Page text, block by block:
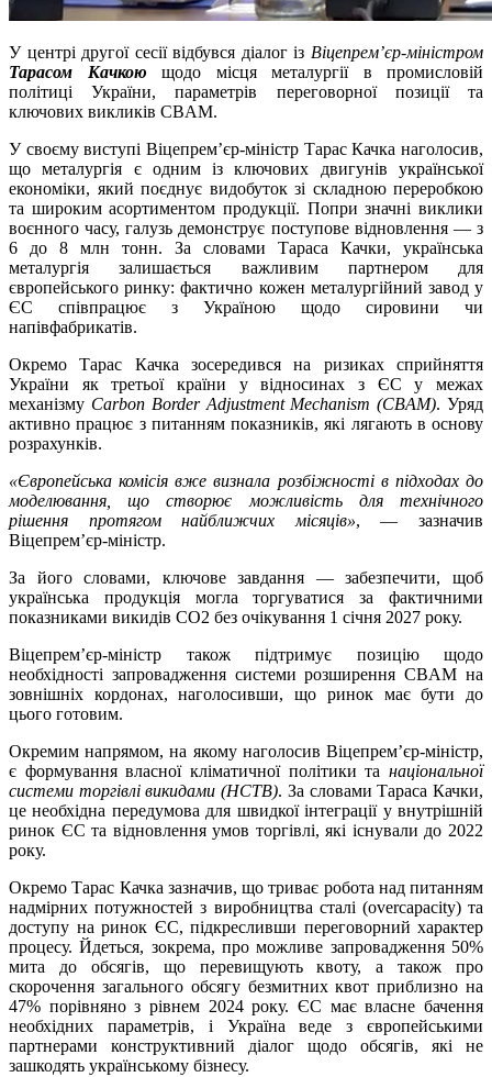
У центрі другої сесії відбувся діалог із Віцепремʼєр-міністром
Тарасом Качкою щодо місця металургії в промисловій
політиці України, параметрів переговорної позиції та
ключових викликів CBAM.
У своєму виступі Віцепремʼєр-міністр Тарас Качка наголосив,
що металургія є одним із ключових двигунів української
економіки, який поєднує видобуток зі складною переробкою
та широким асортиментом продукції. Попри значні виклики
воєнного часу, галузь демонструє поступове відновлення — з
6 до 8 млн тонн. За словами Тараса Качки, українська
металургія залишається важливим партнером для
європейського ринку: фактично кожен металургійний завод у
ЄС співпрацює з Україною щодо сировини чи
напівфабрикатів.
Окремо Тарас Качка зосередився на ризиках сприйняття
України як третьої країни у відносинах з ЄС у межах
механізму Carbon Border Adjustment Mechanism (CBAM). Уряд
активно працює з питанням показників, які лягають в основу
розрахунків.
«Європейська комісія вже визнала розбіжності в підходах до
моделювання, що створює можливість для технічного
рішення протягом найближчих місяців», — зазначив
Віцепремʼєр-міністр.
За його словами, ключове завдання — забезпечити, щоб
українська продукція могла торгуватися за фактичними
показниками викидів CO2 без очікування 1 січня 2027 року.
Віцепремʼєр-міністр також підтримує позицію щодо
необхідності запровадження системи розширення CBAM на
зовнішніх кордонах, наголосивши, що ринок має бути до
цього готовим.
Окремим напрямом, на якому наголосив Віцепремʼєр-міністр,
є формування власної кліматичної політики та національної
системи торгівлі викидами (НСТВ). За словами Тараса Качки,
це необхідна передумова для швидкої інтеграції у внутрішній
ринок ЄС та відновлення умов торгівлі, які існували до 2022
року.
Окремо Тарас Качка зазначив, що триває робота над питанням
надмірних потужностей з виробництва сталі (overcapacity) та
доступу на ринок ЄС, підкресливши переговорний характер
процесу. Йдеться, зокрема, про можливе запровадження 50%
мита до обсягів, що перевищують квоту, а також про
скорочення загального обсягу безмитних квот приблизно на
47% порівняно з рівнем 2024 року. ЄС має власне бачення
необхідних параметрів, і Україна веде з європейськими
партнерами конструктивний діалог щодо обсягів, які не
зашкодять українському бізнесу.